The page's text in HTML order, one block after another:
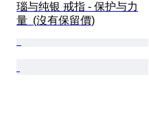
瑙与纯银 戒指 - 保护与力
量  (沒有保留價)